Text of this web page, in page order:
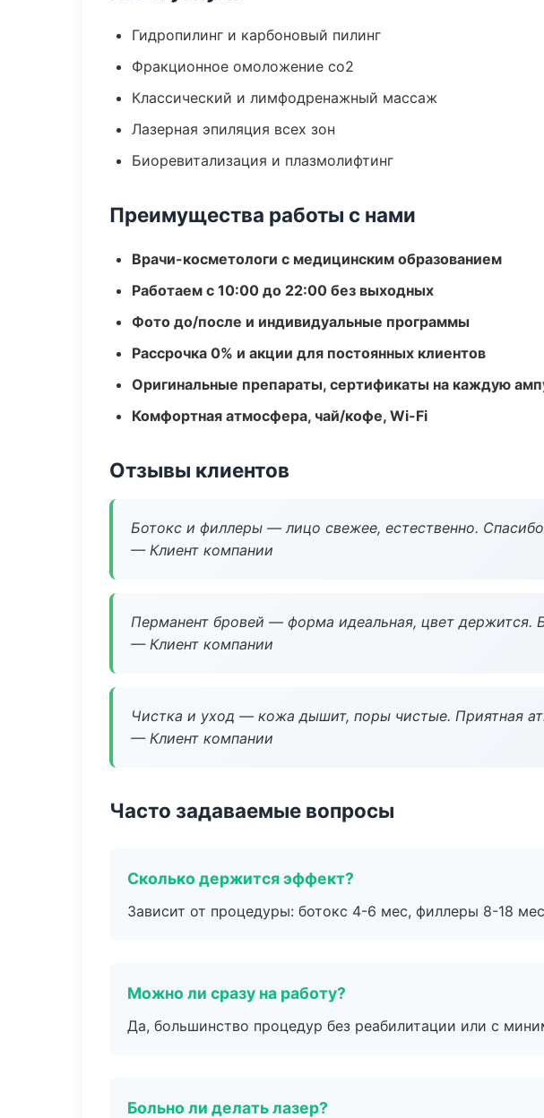
Гидропилинг и карбоновый пилинг
Фракционное омоложение co2
Классический и лимфодренажный массаж
Лазерная эпиляция всех зон
Биоревитализация и плазмолифтинг
Преимущества работы с нами
Врачи-косметологи с медицинским образованием
Работаем с 10:00 до 22:00 без выходных
Фото до/после и индивидуальные программы
Рассрочка 0% и акции для постоянных клиентов
Оригинальные препараты, сертификаты на каждую
Комфортная атмосфера, чай/кофе, Wi-Fi
Отзывы клиентов
Ботокс и филлеры — лицо свежее, естественно.
— Клиент компании
Перманент бровей — форма идеальная, цвет держится.
— Клиент компании
Чистка и уход — кожа дышит, поры чистые. Приятная
— Клиент компании
Часто задаваемые вопросы
Сколько держится эффект?
Зависит от процедуры: ботокс 4-6 мес, филлеры 8-18
Можно ли сразу на работу?
Да, большинство процедур без реабилитации или с
Больно ли делать лазер?